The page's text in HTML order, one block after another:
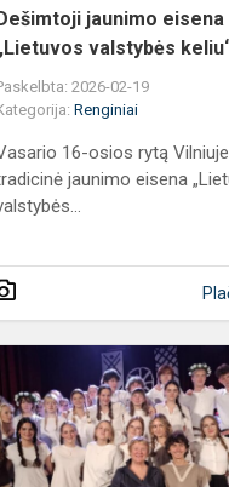
jaunimo eisena
valstybės
2026-02-19
Renginiai
16-osios rytą
jaunimo eisena